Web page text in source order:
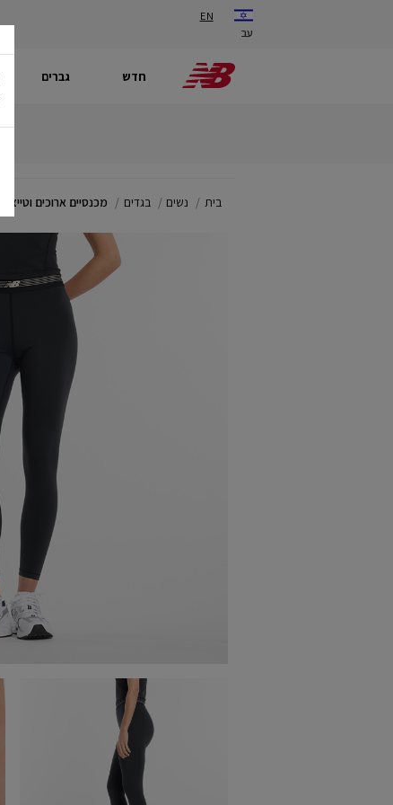
עב
EN
חדש גברים
בית נשים בגדים מכנסיים ארוכים וטייצים